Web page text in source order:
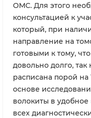
ОМС. Для этого
консультацией к
который, при
направление на
готовыми к тому,
довольно долго,
расписана порой на
основе
волокиты в
всех